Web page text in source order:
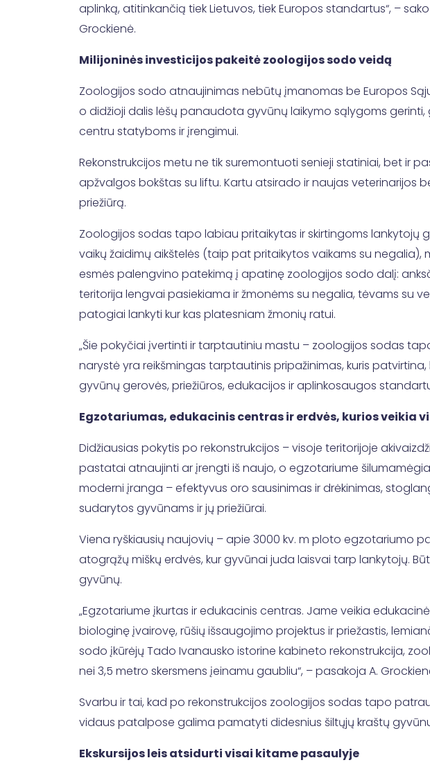
aplinką, atitinkančią tiek Lietuvos, tiek Europos standartus“, –
Grockienė.
Milijoninės investicijos pakeitė zoologijos sodo veidą
Zoologijos sodo atnaujinimas nebūtų įmanomas be Europos
o didžioji dalis lėšų panaudota gyvūnų laikymo sąlygoms
centru statyboms ir įrengimui.
Rekonstrukcijos metu ne tik suremontuoti senieji statiniai, bet ir
apžvalgos bokštas su liftu. Kartu atsirado ir naujas veterinarijos
priežiūrą.
Zoologijos sodas tapo labiau pritaikytas ir skirtingoms lankytojų
vaikų žaidimų aikštelės (taip pat pritaikytos vaikams su negalia),
esmės palengvino patekimą į apatinę zoologijos sodo dalį:
teritorija lengvai pasiekiama ir žmonėms su negalia, tėvams su
patogiai lankyti kur kas platesniam žmonių ratui.
„Šie pokyčiai įvertinti ir tarptautiniu mastu – zoologijos sodas
narystė yra reikšmingas tarptautinis pripažinimas, kuris
gyvūnų gerovės, priežiūros, edukacijos ir aplinkosaugos
Egzotariumas, edukacinis centras ir erdvės, kurios veikia
Didžiausias pokytis po rekonstrukcijos – visoje teritorijoje
pastatai atnaujinti ar įrengti iš naujo, o egzotariume
moderni įranga – efektyvus oro sausinimas ir drėkinimas,
sudarytos gyvūnams ir jų priežiūrai.
Viena ryškiausių naujovių – apie 3000 kv. m ploto egzotariumo
atogrąžų miškų erdvės, kur gyvūnai juda laisvai tarp lankytojų.
gyvūnų.
„Egzotariume įkurtas ir edukacinis centras. Jame veikia
biologinę įvairovę, rūšių išsaugojimo projektus ir priežastis,
sodo įkūrėjų Tado Ivanausko istorine kabineto rekonstrukcija,
nei 3,5 metro skersmens įeinamu gaubliu“, – pasakoja A.
Svarbu ir tai, kad po rekonstrukcijos zoologijos sodas tapo
vidaus patalpose galima pamatyti didesnius šiltųjų kraštų
Ekskursijos leis atsidurti visai kitame pasaulyje